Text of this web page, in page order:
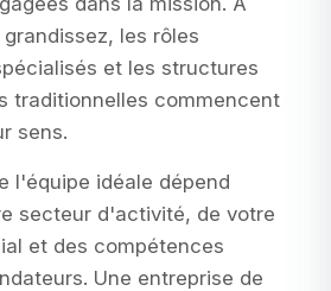
les rôles
et les structures
traditionnelles commencent
sens.
l'équipe idéale dépend
secteur d'activité, de votre
et des compétences
Une entreprise de